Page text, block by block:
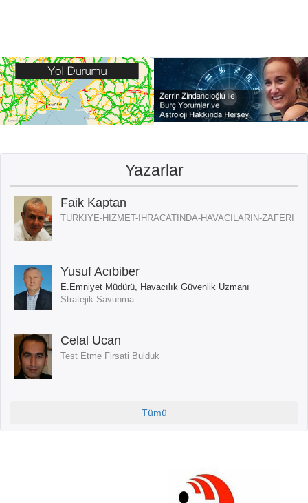
Yazarlar
Faik Kaptan
TURKIYE-HIZMET-IHRACATINDA-HAVACILARIN-ZAFERI
Yusuf Acıbiber
E.Emniyet Müdürü, Havacılık Güvenlik Uzmanı
Stratejik Savunma
Celal Ucan
Test Etme Firsati Bulduk
Tümü